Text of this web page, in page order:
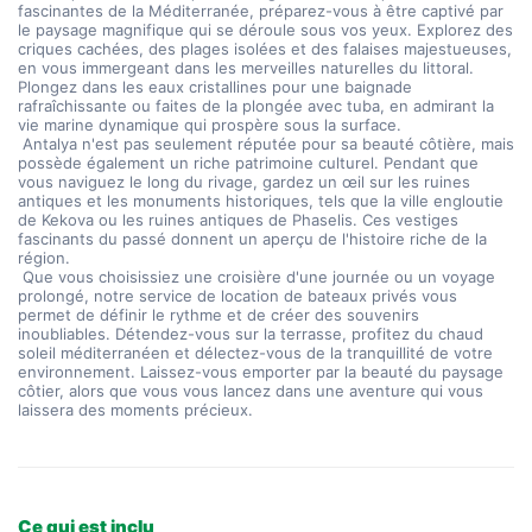
fascinantes de la Méditerranée, préparez-vous à être captivé par
le paysage magnifique qui se déroule sous vos yeux. Explorez des
criques cachées, des plages isolées et des falaises majestueuses,
en vous immergeant dans les merveilles naturelles du littoral.
Plongez dans les eaux cristallines pour une baignade
rafraîchissante ou faites de la plongée avec tuba, en admirant la
vie marine dynamique qui prospère sous la surface.
possède également un riche patrimoine culturel. Pendant que
vous naviguez le long du rivage, gardez un œil sur les ruines
antiques et les monuments historiques, tels que la ville engloutie
de Kekova ou les ruines antiques de Phaselis. Ces vestiges
fascinants du passé donnent un aperçu de l'histoire riche de la
région.
prolongé, notre service de location de bateaux privés vous
permet de définir le rythme et de créer des souvenirs
inoubliables. Détendez-vous sur la terrasse, profitez du chaud
soleil méditerranéen et délectez-vous de la tranquillité de votre
environnement. Laissez-vous emporter par la beauté du paysage
côtier, alors que vous vous lancez dans une aventure qui vous
laissera des moments précieux.
Ce qui est inclu